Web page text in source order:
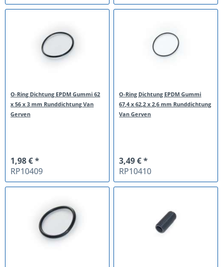
O-Ring Dichtung EPDM Gummi 62
x 56 x 3 mm Runddichtung Van
Gerven
1,98 € *
RP10409
O-Ring Dichtung EPDM Gummi
67,4 x 62,2 x 2,6 mm Runddichtung
Van Gerven
3,49 € *
RP10410